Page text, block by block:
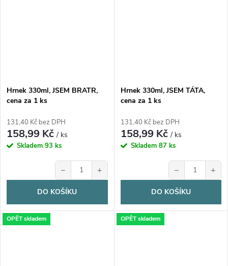
Hrnek 330ml, JSEM BRATR,
cena za 1 ks
131,40 Kč bez DPH
158,99 Kč/ ks
Skladem 93 ks
− +
DO KOŠÍKU
Hrnek 330ml, JSEM TÁTA,
cena za 1 ks
131,40 Kč bez DPH
158,99 Kč/ ks
Skladem 87 ks
− +
DO KOŠÍKU
OPĚT skladem OPĚT skladem